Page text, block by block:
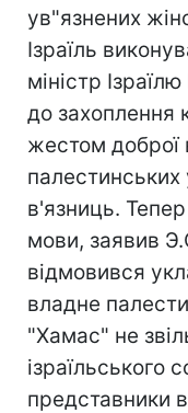
ув"язнених
Ізраїль
міністр
до захоплення
жестом доброї
палестинських
в'язниць.
мови, заявив
відмовився
владне
"Хамас" не
ізраїльського
представники